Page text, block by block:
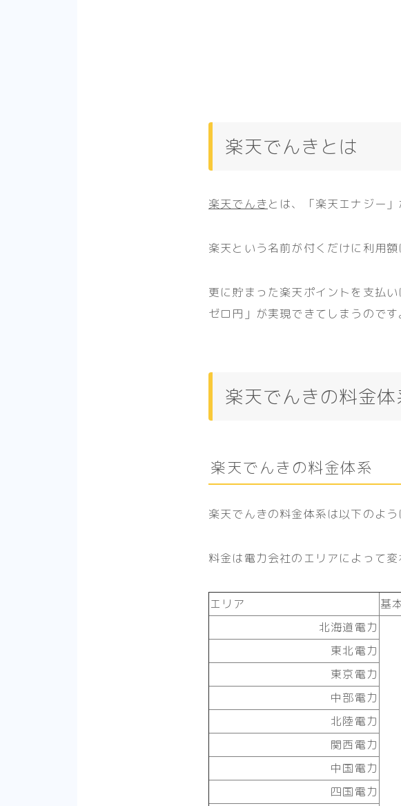
楽天でんきとは
楽天でんきとは、「楽天エナジー
楽天という名前が付くだけに利用
更に貯まった楽天ポイントを支払
ゼロ円」が実現できてしまうのです
楽天でんきの料金
楽天でんきの料金体系
楽天でんきの料金体系は以下のよう
料金は電力会社のエリアによって
エリア 基
北海道電力
東北電力
東京電力
中部電力
北陸電力
関西電力
中国電力
四国電力